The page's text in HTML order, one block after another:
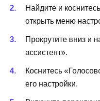
Найдите и
открыть меню
Прокрутите вниз и
ассистент».
Коснитесь
его настройки.